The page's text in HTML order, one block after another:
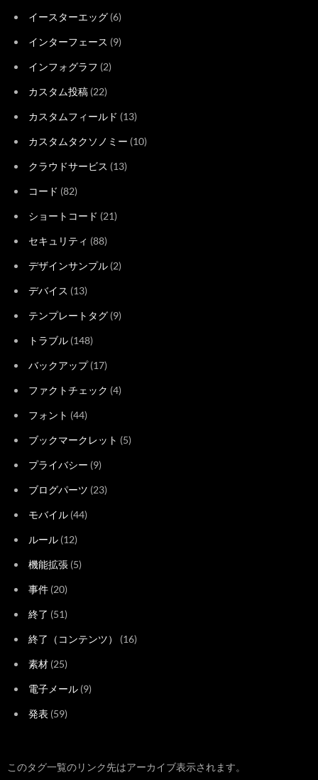
イースターエッグ (6)
インターフェース (9)
インフォグラフ (2)
カスタム投稿 (22)
カスタムフィールド (13)
カスタムタクソノミー (10)
クラウドサービス (13)
コード (82)
ショートコード (21)
セキュリティ (88)
デザインサンプル (2)
デバイス (13)
テンプレートタグ (9)
トラブル (148)
バックアップ(17)
ファクトチェック (4)
フォント (44)
ブックマークレット (5)
プライバシー (9)
ブログパーツ (23)
モバイル (44)
ルール (12)
機能拡張 (5)
事件 (20)
終了 (51)
終了（コンテンツ） (16)
素材 (25)
電子メール (9)
発表 (59)
このタグ一覧のリンク先はアーカイブ表示されます。